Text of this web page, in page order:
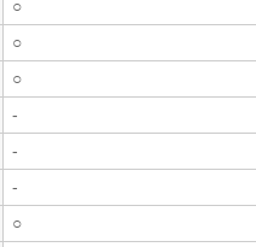
○
○
○
-
-
-
○